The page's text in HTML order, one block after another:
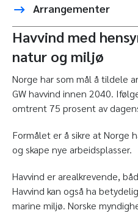
Arrangementer
Havvind med
natur og miljø
Norge har som mål å tildele
GW havvind innen 2040.
omtrent 75 prosent av
Formålet er å sikre at Norge
og skape nye arbeidsplasser.
Havvind er arealkrevende,
Havvind kan også ha
marine miljø. Norske